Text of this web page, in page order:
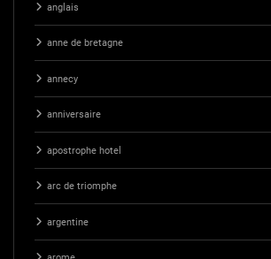
anglais
anne de bretagne
annecy
anniversaire
apostrophe hotel
arc de triomphe
argentine